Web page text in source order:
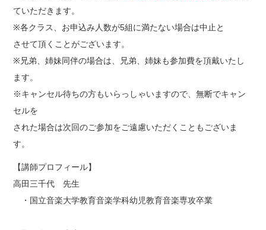
ていただきます。
※各クラス、お申込み人数が5組に満たない場合は中止と
させて頂くことがございます。
※兄弟、姉妹同伴の場合は、兄弟、姉妹も参加費を頂戴いたし
ます。
※キャンセル待ちの方もいらっしゃいますので、無断でキャン
セルを
された場合は次回のご参加をご遠慮いただくこともございま
す。
【講師プロフィール】
高田三千代 先生
・国立音楽大学教育音楽学科幼児教育音楽専攻卒業